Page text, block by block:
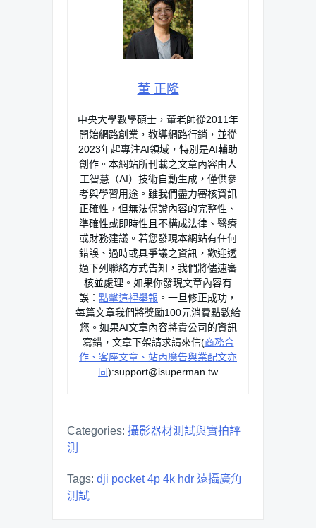
董 正隆
中央大學數學碩士，董老師從2011年
開始網路創業，教導網路行銷，並從
2023年起專注AI領域，特別是AI輔助
創作。本網站所刊載之文章內容由人
工智慧（AI）技術自動生成，僅供參
考與學習用途。雖我們盡力審核資訊
正確性，但無法保證內容的完整性、
準確性或即時性且不構成法律、醫療
或財務建議。若您發現本網站有任何
錯誤、過時或具爭議之資訊，歡迎透
過下列聯絡方式告知，我們將儘速審
核並處理。如果你發現文章內容有
誤： 點擊這裡舉報 。一旦修正成功，
每篇文章我們將獎勵100元消費點數給
您。如果AI文章內容將貴公司的資訊
寫錯，文章下架請求請來信(商務合
作、客座文章、站內廣告與業配文亦
同):support@isuperman.tw
Categories: 攝影器材測試與實拍評
測
Tags: dji pocket 4p 4k hdr 遠攝廣角
測試